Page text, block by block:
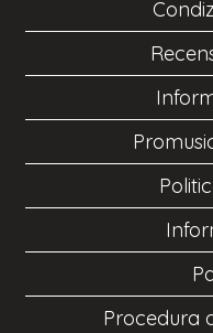
Procedura